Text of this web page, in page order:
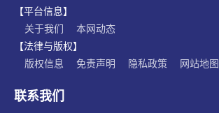
【平台信息】
关于我们
本网动态
【法律与版权】
版权信息
免责声明 隐私政策 网站地图
联系我们